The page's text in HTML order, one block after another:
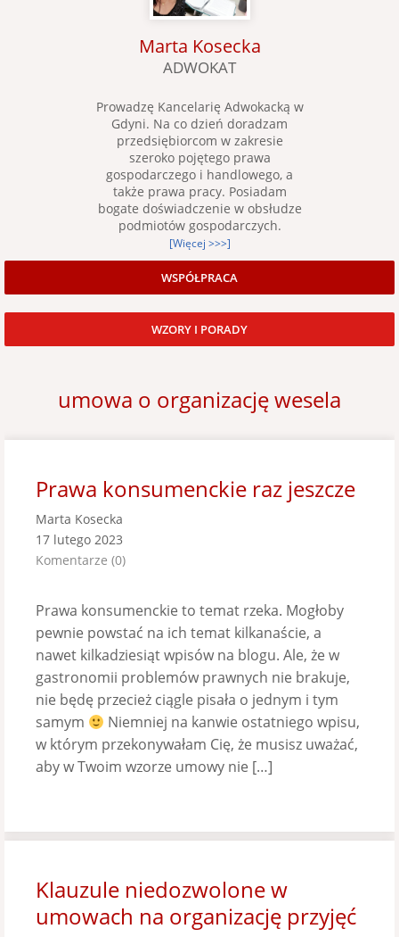
Marta Kosecka
ADWOKAT
Prowadzę Kancelarię Adwokacką w
Gdyni. Na co dzień doradzam
przedsiębiorcom w zakresie
szeroko pojętego prawa
gospodarczego i handlowego, a
także prawa pracy. Posiadam
bogate doświadczenie w obsłudze
podmiotów gospodarczych.
[Więcej >>>]
WSPÓŁPRACA
WZORY I PORADY
umowa o organizację wesela
Prawa konsumenckie raz jeszcze
Marta Kosecka
17 lutego 2023
Komentarze (0)
Prawa konsumenckie to temat rzeka. Mogłoby
pewnie powstać na ich temat kilkanaście, a
nawet kilkadziesiąt wpisów na blogu. Ale, że w
gastronomii problemów prawnych nie brakuje,
nie będę przecież ciągle pisała o jednym i tym
samym
Niemniej na kanwie ostatniego wpisu,
w którym przekonywałam Cię, że musisz uważać,
aby w Twoim wzorze umowy nie […]
Klauzule niedozwolone w
umowach na organizację przyjęć